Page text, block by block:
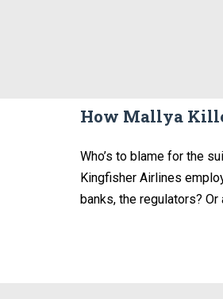
How Mallya
Who’s to blame for the
Kingfisher Airlines
banks, the regulators? Or